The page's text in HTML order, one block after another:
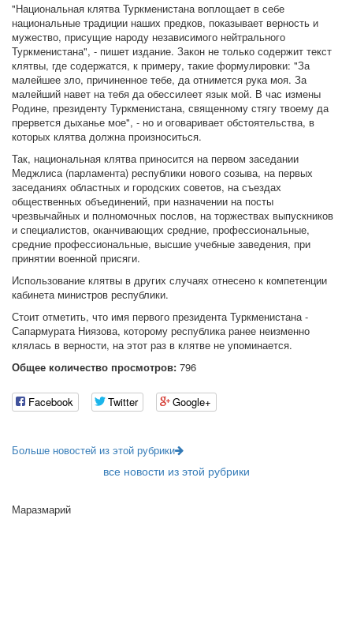
"Национальная клятва Туркменистана воплощает в себе
национальные традиции наших предков, показывает верность и
мужество, присущие народу независимого нейтрального
Туркменистана", - пишет издание. Закон не только содержит текст
клятвы, где содержатся, к примеру, такие формулировки: "За
малейшее зло, причиненное тебе, да отнимется рука моя. За
малейший навет на тебя да обессилеет язык мой. В час измены
Родине, президенту Туркменистана, священному стягу твоему да
прервется дыханье мое", - но и оговаривает обстоятельства, в
которых клятва должна произноситься.
Так, национальная клятва приносится на первом заседании
Меджлиса (парламента) республики нового созыва, на первых
заседаниях областных и городских советов, на съездах
общественных объединений, при назначении на посты
чрезвычайных и полномочных послов, на торжествах выпускников
и специалистов, оканчивающих средние, профессиональные,
средние профессиональные, высшие учебные заведения, при
принятии военной присяги.
Использование клятвы в других случаях отнесено к компетенции
кабинета министров республики.
Стоит отметить, что имя первого президента Туркменистана -
Сапармурата Ниязова, которому республика ранее неизменно
клялась в верности, на этот раз в клятве не упоминается.
Общее количество просмотров: 796
Facebook Twitter Google+
Больше новостей из этой рубрики
все новости из этой рубрики
Маразмарий